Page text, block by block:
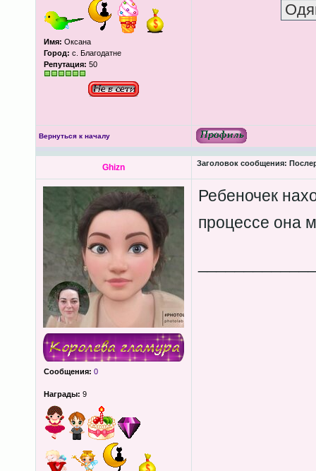
Имя: Оксана
Город: с. Благодатне
Репутация: 50
Вернуться к началу
Ghizn Заголовок сообщения:
Сообщения: 0
Награды: 9
Ребеночек
процессе она